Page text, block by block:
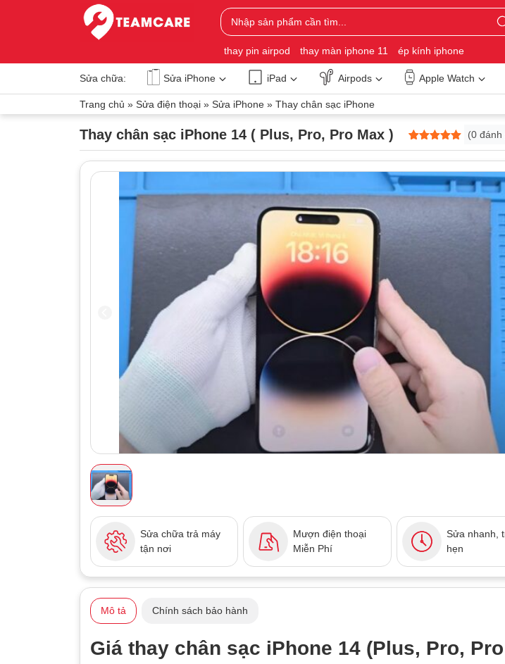
thay pin airpod thay màn iphone 11 ép kính iphone
Sửa chữa: Sửa iPhone iPad Airpods Apple Watch
Trang chủ » Sửa điện thoại» Sửa iPhone» Thay chân sạc iPhone
Thay chân sạc iPhone 14 ( Plus, Pro, Pro Max )
5trên 5
dựa trên
0
đánh giá
(0 đánh
Sửa chữa trả máy
tận nơi
Mượn điện thoại
Miễn Phí
Sửa nhanh,
hẹn
Mô tả Chính sách bảo hành
Giá thay chân sạc iPhone 14 (Plus, Pro,